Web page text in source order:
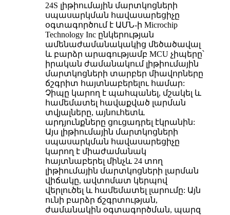
24S լիթիումային մարտկոցների
սպասարկման հավասարեցիչը
օգտագործում է ԱՄՆ-ի Microchip
Technology Inc ընկերության
ամենաժամանակակից մեծածավալ
և բարձր արագությամբ MCU չիպերը՝
իրական ժամանակում լիթիումային
մարտկոցների տարբեր միավորները
ճշգրիտ հայտնաբերելու համար:
Չիպը կարող է պահպանել, մշակել և
համեմատել հավաքված լարման
տվյալները, այնուհետև
արդյունքները ցուցադրել էկրանին:
Այս լիթիումային մարտկոցների
սպասարկման հավասարեցիչը
կարող է միաժամանակ
հայտնաբերել մինչև 24 տող
լիթիումային մարտկոցների լարման
վիճակը, ավտոմատ կերպով
վերլուծել և համեմատել լարումը: Այն
ունի բարձր ճշգրտության,
ժամանակին օգտագործման, պարզ